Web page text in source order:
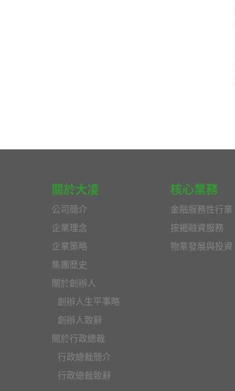
關於大凌
公司簡介
企業理念
企業策略
集團歷史
關於創辦人
創辦人生平事略
創辦人致辭
關於行政總裁
行政總裁簡介
行政總裁致辭
核心業務
金融服務性行業
按揭融資服務
物業發展與投資